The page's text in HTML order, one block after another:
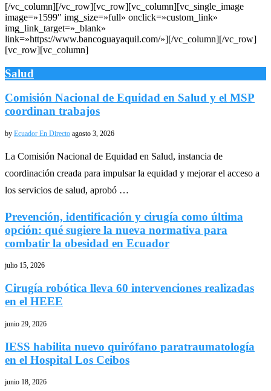
[/vc_column][/vc_row][vc_row][vc_column][vc_single_image
image=»1599″ img_size=»full» onclick=»custom_link»
img_link_target=»_blank»
link=»https://www.bancoguayaquil.com/»][/vc_column][/vc_row]
[vc_row][vc_column]
Salud
Comisión Nacional de Equidad en Salud y el MSP
coordinan trabajos
by Ecuador En Directo agosto 3, 2026
La Comisión Nacional de Equidad en Salud, instancia de
coordinación creada para impulsar la equidad y mejorar el acceso a
los servicios de salud, aprobó …
Prevención, identificación y cirugía como última
opción: qué sugiere la nueva normativa para
combatir la obesidad en Ecuador
julio 15, 2026
Cirugía robótica lleva 60 intervenciones realizadas
en el HEEE
junio 29, 2026
IESS habilita nuevo quirófano paratraumatología
en el Hospital Los Ceibos
junio 18, 2026